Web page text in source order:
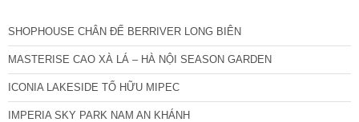
SHOPHOUSE CHÂN ĐẾ BERRIVER LONG BIÊN
MASTERISE CAO XÀ LÁ – HÀ NỘI SEASON GARDEN
ICONIA LAKESIDE TỐ HỮU MIPEC
IMPERIA SKY PARK NAM AN KHÁNH